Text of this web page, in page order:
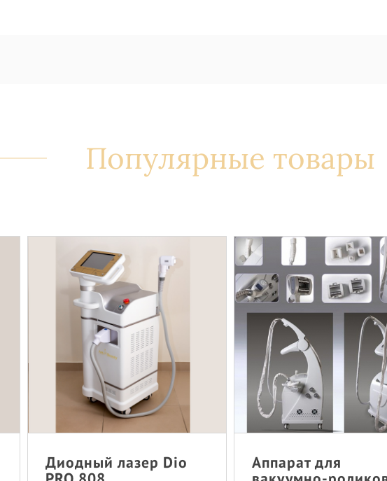
Популярные товары
Диодный лазер Dio
Аппарат для